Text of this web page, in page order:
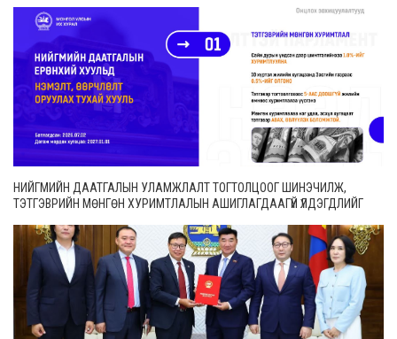
НИЙГМИЙН ДААТГАЛЫН УЛАМЖЛАЛТ ТОГТОЛЦООГ ШИНЭЧИЛЖ,
ТЭТГЭВРИЙН МӨНГӨН ХУРИМТЛАЛЫН АШИГЛАГДААГҮЙ ҮЛДЭГДЛИЙГ